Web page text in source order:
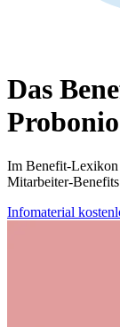
Das
Probonio
Im Benefit-Lexikon
Mitarbeiter-
Infomaterial